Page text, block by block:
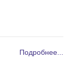
Подробнее...